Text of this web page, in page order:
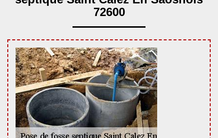
72600